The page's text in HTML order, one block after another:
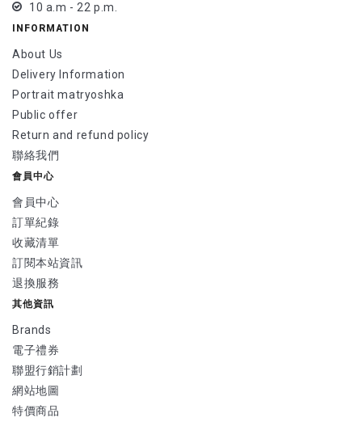
10 a.m - 22 p.m.
INFORMATION
About Us
Delivery Information
Portrait matryoshka
Public offer
Return and refund policy
聯絡我們
會員中心
會員中心
訂單紀錄
收藏清單
訂閱本站資訊
退換服務
其他資訊
Brands
電子禮券
聯盟行銷計劃
網站地圖
特價商品